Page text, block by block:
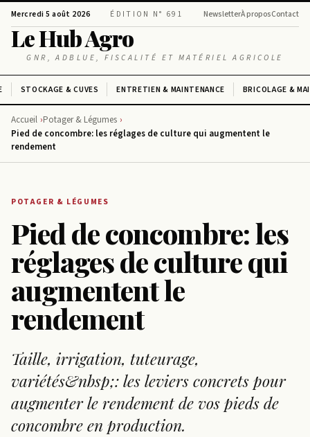
Mercredi 5 août 2026 ÉDITION N° 691 NewsletterÀ proposContact
Le Hub Agro
GNR, ADBLUE, FISCALITÉ ET MATÉRIEL AGRICOLE
STOCKAGE & CUVES ENTRETIEN & MAINTENANCE BRICOLAGE &
Accueil Potager & Légumes
Pied de concombre: les réglages de culture qui augmentent le
rendement
POTAGER & LÉGUMES
Pied de concombre: les
réglages de culture qui
augmentent le
rendement
Taille, irrigation, tuteurage,
variétés&nbsp;: les leviers concrets pour
augmenter le rendement de vos pieds de
concombre en production.